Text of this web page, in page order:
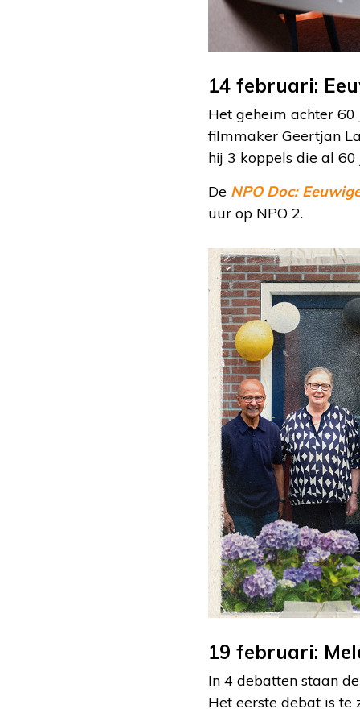
14 februari:
Het geheim achter
filmmaker Geertjan
hij 3 koppels die al
De NPO Doc:
uur op NPO 2.
19 februari:
In 4 debatten staan
Het eerste debat is